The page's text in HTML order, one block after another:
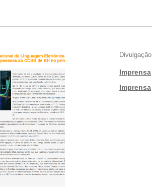
Divulgação
Imprensa
|Imprensa